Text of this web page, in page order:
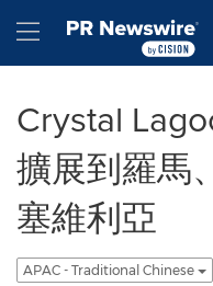
Hamburger menu
Crystal
擴展到羅馬
塞維利亞
APAC - Traditional Chinese